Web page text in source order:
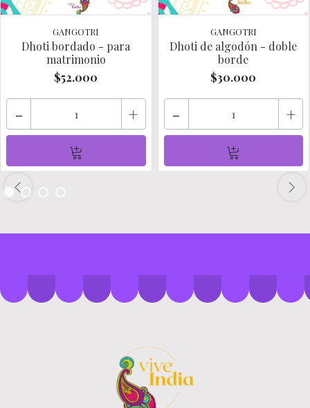
GANGOTRI
Dhoti bordado - para
matrimonio
$52.000
- +
GANGOTRI
Dhoti de algodón - doble
borde
$30.000
- +